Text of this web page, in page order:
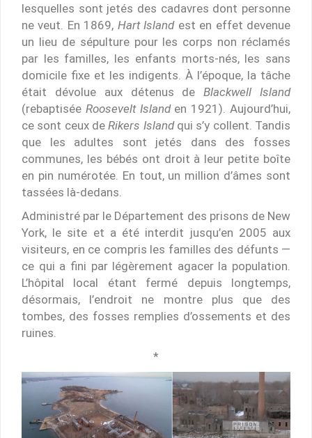
lesquelles sont jetés des cadavres dont personne
ne veut. En 1869, Hart Islandest en effet devenue
un lieu de sépulture pour les corps non réclamés
par les familles, les enfants morts-nés, les sans
domicile fixe et les indigents. À l’époque, la tâche
était dévolue aux détenus deBlackwell Island
(rebaptisée Roosevelt Islanden 1921). Aujourd’hui,
ce sont ceux deRikers Islandqui s’y collent. Tandis
que les adultes sont jetés dans des fosses
communes, les bébés ont droit à leur petite boîte
en pin numérotée. En tout, un million d’âmes sont
tassées là-dedans.
Administré par le Département des prisons de New
York, le site et a été interdit jusqu’en 2005 aux
visiteurs, en ce compris les familles des défunts —
ce qui a fini par légèrement agacer la population.
L’hôpital local étant fermé depuis longtemps,
désormais, l’endroit ne montre plus que des
tombes, des fosses remplies d’ossements et des
ruines.
*